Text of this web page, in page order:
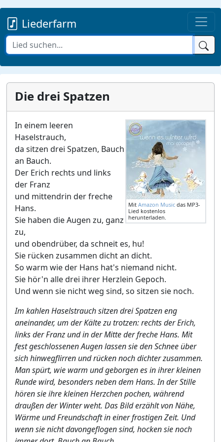
Liederfarm
Die drei Spatzen
Mit Amazon Music das MP3-
Lied kostenlos
herunterladen.
In einem leeren
Haselstrauch,
da sitzen drei Spatzen, Bauch
an Bauch.
Der Erich rechts und links
der Franz
und mittendrin der freche
Hans.
Sie haben die Augen zu, ganz
zu,
und obendrüber, da schneit es, hu!
Sie rücken zusammen dicht an dicht.
So warm wie der Hans hat's niemand nicht.
Sie hör'n alle drei ihrer Herzlein Gepoch.
Und wenn sie nicht weg sind, so sitzen sie noch.
Im kahlen Haselstrauch sitzen drei Spatzen eng
aneinander, um der Kälte zu trotzen: rechts der Erich,
links der Franz und in der Mitte der freche Hans. Mit
fest geschlossenen Augen lassen sie den Schnee über
sich hinwegflirren und rücken noch dichter zusammen.
Man spürt, wie warm und geborgen es in ihrer kleinen
Runde wird, besonders neben dem Hans. In der Stille
hören sie ihre kleinen Herzchen pochen, während
draußen der Winter weht. Das Bild erzählt von Nähe,
Wärme und Freundschaft in einer frostigen Zeit. Und
wenn sie nicht davongeflogen sind, hocken sie noch